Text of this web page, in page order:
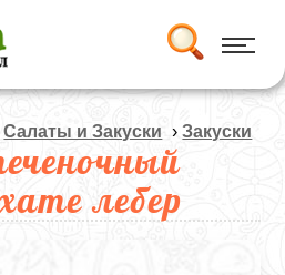
Салаты и Закуски ›Закуски
лебер